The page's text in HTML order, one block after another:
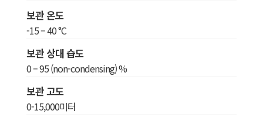
보관 온도
-15 – 40 °C
보관 상대 습도
0 – 95 (non-condensing) %
보관 고도
0-15,000미터